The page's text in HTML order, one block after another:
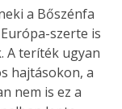
a Bőszénfa
szerte is
A teríték ugyan
hajtásokon, a
nem is ez a